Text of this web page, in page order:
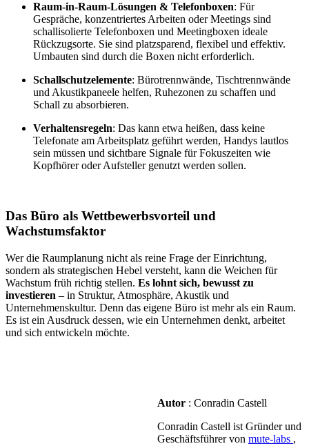
Raum-in-Raum-Lösungen & Telefonboxen: Für
Gespräche, konzentriertes Arbeiten oder Meetings sind
schallisolierte Telefonboxen und Meetingboxen ideale
Rückzugsorte. Sie sind platzsparend, flexibel und effektiv.
Umbauten sind durch die Boxen nicht erforderlich.
Schallschutzelemente: Bürotrennwände, Tischtrennwände
und Akustikpaneele helfen, Ruhezonen zu schaffen und
Schall zu absorbieren.
Verhaltensregeln: Das kann etwa heißen, dass keine
Telefonate am Arbeitsplatz geführt werden, Handys lautlos
sein müssen und sichtbare Signale für Fokuszeiten wie
Kopfhörer oder Aufsteller genutzt werden sollen.
Das Büro als Wettbewerbsvorteil und
Wachstumsfaktor
Wer die Raumplanung nicht als reine Frage der Einrichtung,
sondern als strategischen Hebel versteht, kann die Weichen für
Wachstum früh richtig stellen. Es lohnt sich, bewusst zu
investieren – in Struktur, Atmosphäre, Akustik und
Unternehmenskultur. Denn das eigene Büro ist mehr als ein Raum.
Es ist ein Ausdruck dessen, wie ein Unternehmen denkt, arbeitet
und sich entwickeln möchte.
Autor : Conradin Castell
Conradin Castell ist Gründer und
Geschäftsführer von mute-labs ,